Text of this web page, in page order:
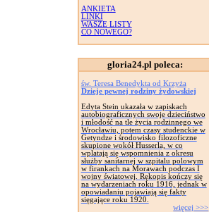
ANKIETA
LINKI
WASZE LISTY
CO NOWEGO?
gloria24.pl poleca:
św. Teresa Benedykta od Krzyża
Dzieje pewnej rodziny żydowskiej
Edyta Stein ukazała w zapiskach
autobiograficznych swoje dzieciństwo
i młodość na tle życia rodzinnego we
Wrocławiu, potem czasy studenckie w
Getyndze i środowisko filozoficzne
skupione wokół Husserla, w co
wplatają się wspomnienia z okresu
służby sanitarnej w szpitalu polowym
w firankach na Morawach podczas I
wojny światowej. Rękopis kończy się
na wydarzeniach roku 1916, jednak w
opowiadaniu pojawiają się fakty
sięgające roku 1920.
więcej >>>